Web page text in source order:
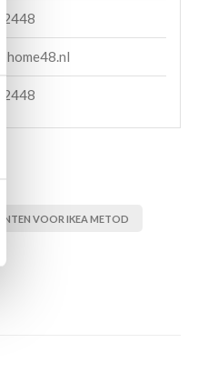
2448
VOOR IKEA METOD